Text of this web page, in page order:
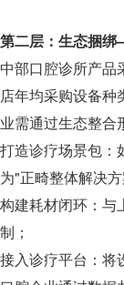
第二层：生态捆
中部口腔诊所产品
店年均采购设备种
业需通过生态整合
打造诊疗场景包：
为"正畸整体解决方
构建耗材闭环：与
制；
接入诊疗平台：将